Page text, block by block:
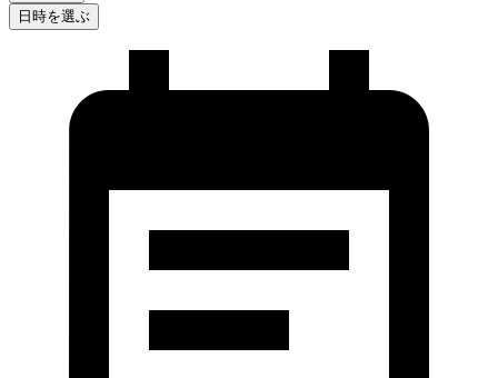
日時を選ぶ